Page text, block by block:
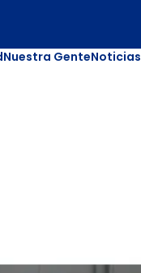
Nuestra GenteNoticias